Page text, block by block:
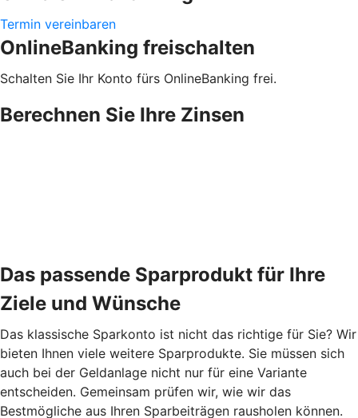
Termin vereinbaren
OnlineBanking freischalten
Schalten Sie Ihr Konto fürs OnlineBanking frei.
Berechnen Sie Ihre Zinsen
Das passende Sparprodukt für Ihre
Ziele und Wünsche
Das klassische Sparkonto ist nicht das richtige für Sie? Wir
bieten Ihnen viele weitere Sparprodukte. Sie müssen sich
auch bei der Geldanlage nicht nur für eine Variante
entscheiden. Gemeinsam prüfen wir, wie wir das
Bestmögliche aus Ihren Sparbeiträgen rausholen können.